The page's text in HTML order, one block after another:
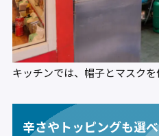
キッチンでは、帽子とマスクを
辛さやトッピングも選